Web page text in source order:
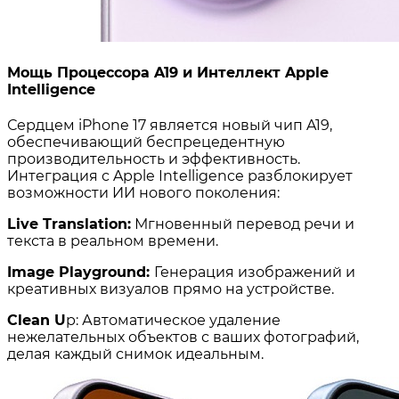
Мощь Процессора A19 и Интеллект Apple
Intelligence
Сердцем iPhone 17 является новый чип A19,
обеспечивающий беспрецедентную
производительность и эффективность.
Интеграция с Apple Intelligence разблокирует
возможности ИИ нового поколения:
Live Translation: Мгновенный перевод речи и
текста в реальном времени.
Image Playground: Генерация изображений и
креативных визуалов прямо на устройстве.
Clean Up: Автоматическое удаление
нежелательных объектов с ваших фотографий,
делая каждый снимок идеальным.